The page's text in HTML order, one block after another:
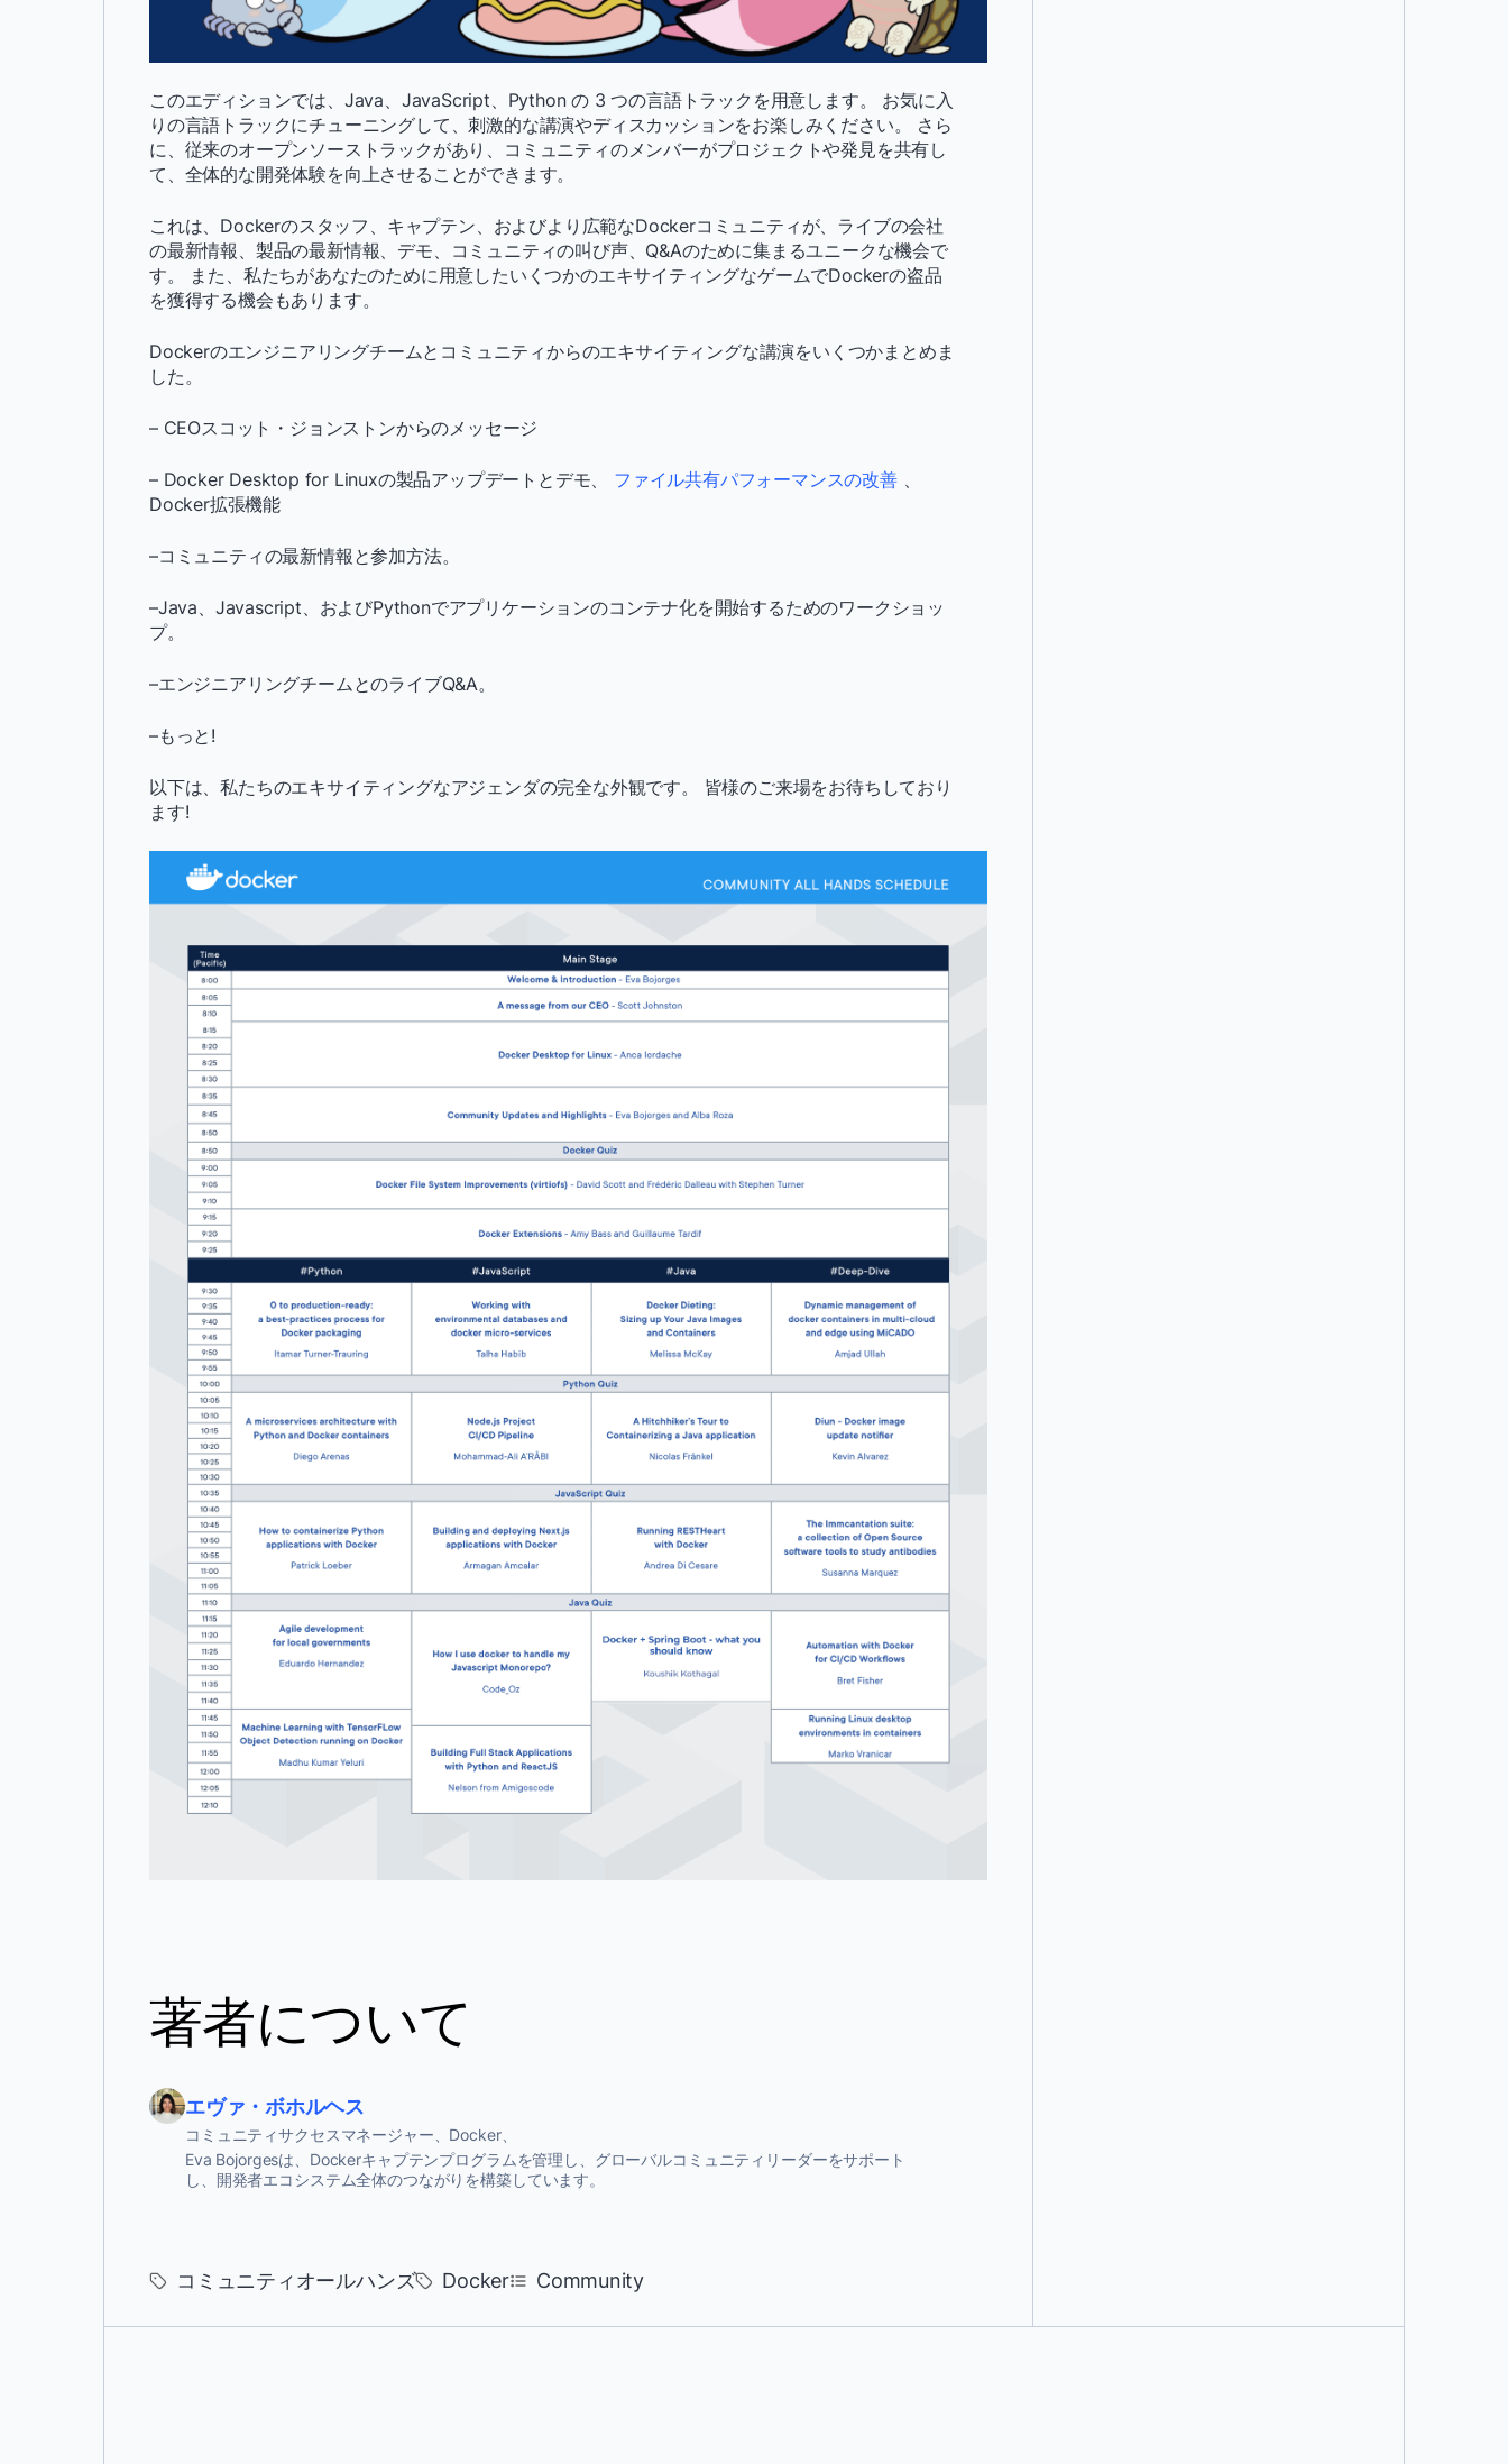
このエディションでは、Java、JavaScript、Python の 3 つの言語トラックを用意します。 お気に入
りの言語トラックにチューニングして、刺激的な講演やディスカッションをお楽しみください。 さら
に、従来のオープンソーストラックがあり、コミュニティのメンバーがプロジェクトや発見を共有し
て、全体的な開発体験を向上させることができます。
これは、Dockerのスタッフ、キャプテン、およびより広範なDockerコミュニティが、ライブの会社
の最新情報、製品の最新情報、デモ、コミュニティの叫び声、Q&Aのために集まるユニークな機会で
す。 また、私たちがあなたのために用意したいくつかのエキサイティングなゲームでDockerの盗品
を獲得する機会もあります。
Dockerのエンジニアリングチームとコミュニティからのエキサイティングな講演をいくつかまとめま
した。
– CEOスコット・ジョンストンからのメッセージ
– Docker Desktop for Linuxの製品アップデートとデモ、 ファイル共有パフォーマンスの改善、
Docker拡張機能
–コミュニティの最新情報と参加方法。
–Java、Javascript、およびPythonでアプリケーションのコンテナ化を開始するためのワークショッ
プ。
–エンジニアリングチームとのライブQ&A。
–もっと!
以下は、私たちのエキサイティングなアジェンダの完全な外観です。 皆様のご来場をお待ちしており
ます!
著者について
エヴァ・ボホルヘス
コミュニティサクセスマネージャー、Docker、
Eva Bojorgesは、Dockerキャプテンプログラムを管理し、グローバルコミュニティリーダーをサポート
し、開発者エコシステム全体のつながりを構築しています。
コミュニティオールハンズ Docker Community